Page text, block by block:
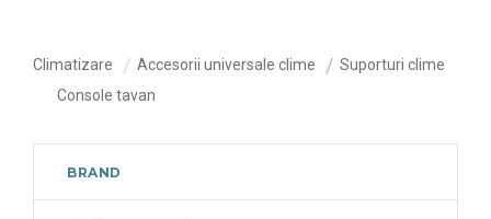
Climatizare Accesorii universale clime
Suporturi clime
Console tavan
BRAND